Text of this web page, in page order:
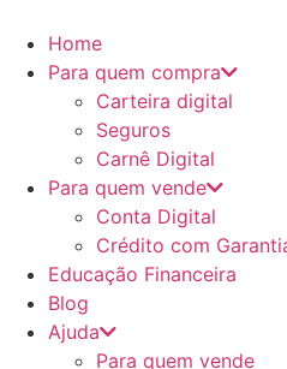
para
conteúdo
Home
Para quem compra
Carteira digital
Seguros
Carnê Digital
Para quem vende
Conta Digital
Crédito com
Educação Financeira
Blog
Ajuda
Para quem vende